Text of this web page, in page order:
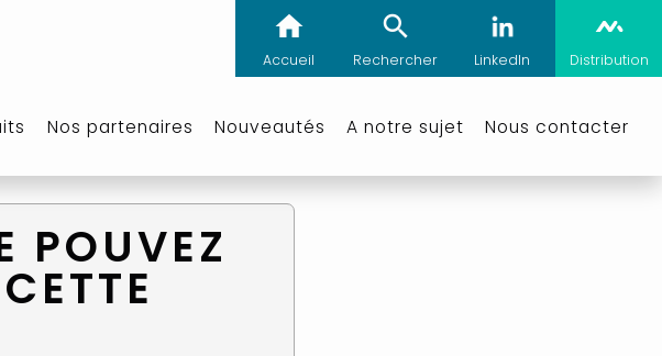
Accueil Rechercher LinkedIn Distribution
Nos partenaires Nouveautés A notre sujet Nous contacter
POUVEZ